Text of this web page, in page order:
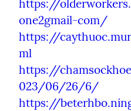
https://
one2gmail-com/
https://
ml
https://
023/06/26/6/
https://